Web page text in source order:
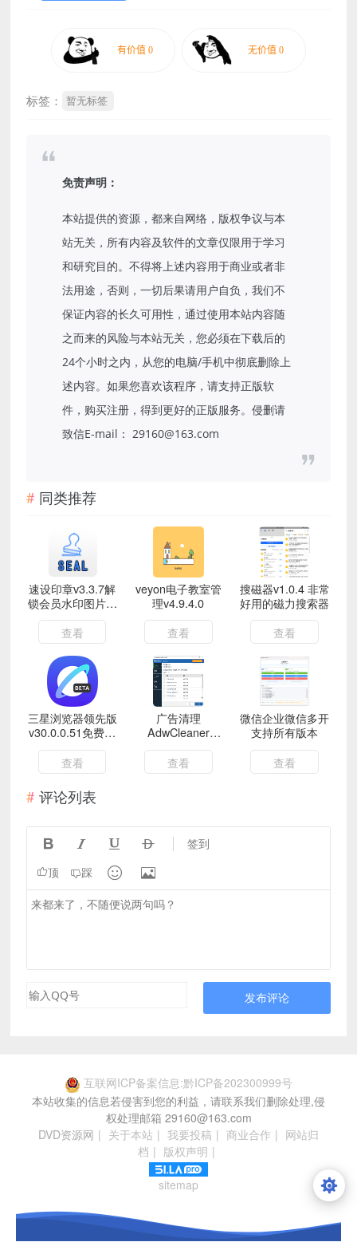
标签： 暂无标签
免责声明：
本站提供的资源，都来自网络，版权争议与本
站无关，所有内容及软件的文章仅限用于学习
和研究目的。不得将上述内容用于商业或者非
法用途，否则，一切后果请用户自负，我们不
保证内容的长久可用性，通过使用本站内容随
之而来的风险与本站无关，您必须在下载后的
24个小时之内，从您的电脑/手机中彻底删除上
述内容。如果您喜欢该程序，请支持正版软
件，购买注册，得到更好的正版服务。侵删请
致信E-mail： 29160@163.com
同类推荐
速设印章v3.3.7解
锁会员水印图片设
计工具
查看
veyon电子教室管
理v4.9.4.0
查看
搜磁器v1.0.4 非常
好用的磁力搜索器
查看
三星浏览器领先版
v30.0.0.51免费浏
览全国任意网络支
持插件｜纯净版
查看
广告清理
AdwCleaner
v8.7.1
查看
微信企业微信多开
支持所有版本
查看
评论列表
    签到
顶 踩  
发布评论
互联网ICP备案信息:黔ICP备202300999号
本站收集的信息若侵害到您的利益，请联系我们删除处理,侵
权处理邮箱 29160@163.com
DVD资源网 | 关于本站 | 我要投稿 | 商业合作 | 网站归
档 | 版权声明 |
sitemap